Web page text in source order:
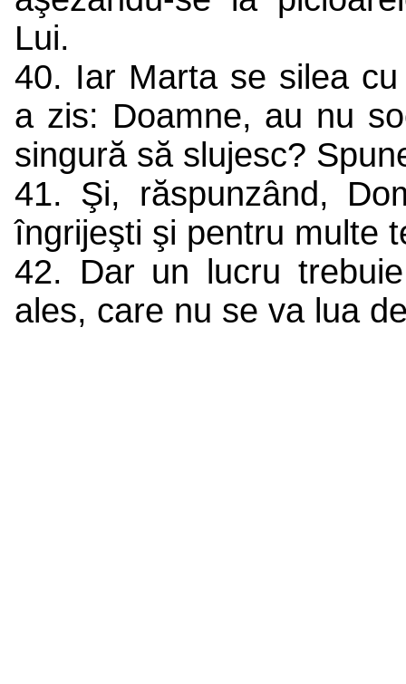
Lui.
40. Iar Marta se silea
a zis: Doamne, au nu
singură să slujesc?
41. Şi, răspunzând,
îngrijeşti şi pentru multe
42. Dar un lucru
ales, care nu se va lua